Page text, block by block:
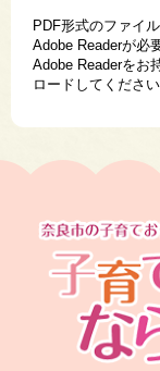
PDF形式のファイ
Adobe Readerが必
Adobe Readerをお
ロードしてください